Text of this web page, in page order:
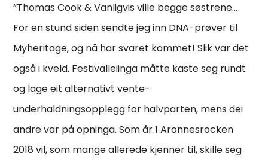
“Thomas Cook & Vanligvis ville begge søstrene…
For en stund siden sendte jeg inn DNA-prøver til
Myheritage, og nå har svaret kommet! Slik var det
også i kveld. Festivalleiinga måtte kaste seg rundt
og lage eit alternativt vente-
underhaldningsopplegg for halvparten, mens dei
andre var på opninga. Som år 1 Aronnesrocken
2018 vil, som mange allerede kjenner til, skille seg